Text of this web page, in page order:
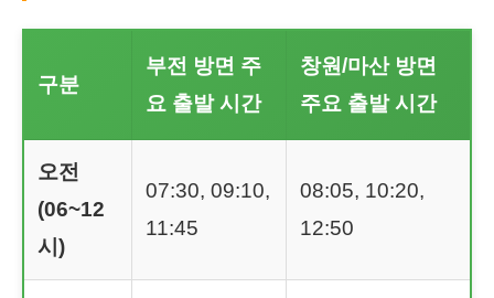
구분
부전 방면 주
요 출발 시간
창원/마산 방면
주요 출발 시간
오전
(06~12
시)
07:30, 09:10,
11:45
08:05, 10:20,
12:50